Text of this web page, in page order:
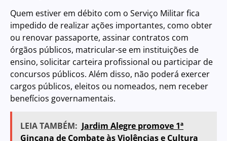
Quem estiver em débito com o Serviço Militar fica
impedido de realizar ações importantes, como obter
ou renovar passaporte, assinar contratos com
órgãos públicos, matricular-se em instituições de
ensino, solicitar carteira profissional ou participar de
concursos públicos. Além disso, não poderá exercer
cargos públicos, eleitos ou nomeados, nem receber
benefícios governamentais.
LEIA TAMBÉM: Jardim Alegre promove 1ª
Gincana de Combate às Violências e Cultura